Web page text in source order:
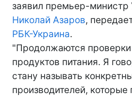
заявил премьер-министр
Николай Азаров,
РБК-Украина.
"Продолжаются проверки
продуктов питания. Я
стану называть
производителей, которые